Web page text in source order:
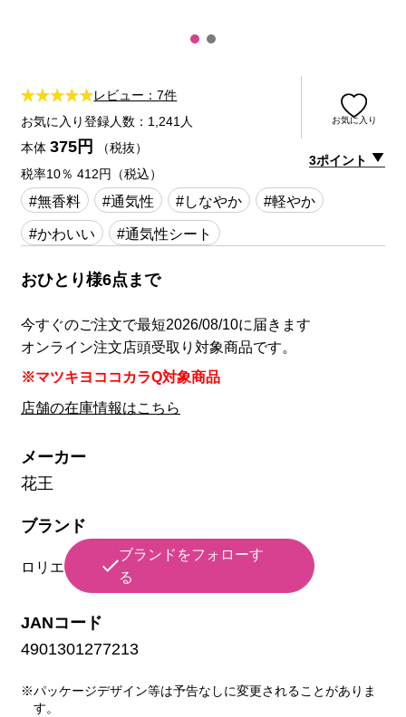
レビュー：7件
お気に入り登録人数：1,241人
お気に入り
本体 375円
（税抜）
税率10％ 412円（税込）
3ポイント
#無香料 #通気性 #しなやか
#軽やか
#かわいい
#通気性シート
おひとり様6点まで
今すぐのご注文で最短2026/08/10に届きます
オンライン注文店頭受取り対象商品です。
※マツキヨココカラQ対象商品
店舗の在庫情報はこちら
メーカー
花王
ブランド
ロリエ
ブランドをフォローす
る
JANコード
4901301277213
※パッケージデザイン等は予告なしに変更されることがありま
す。